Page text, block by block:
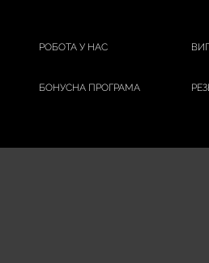
РОБОТА У НАС
БОНУСНА ПРОГРАМА